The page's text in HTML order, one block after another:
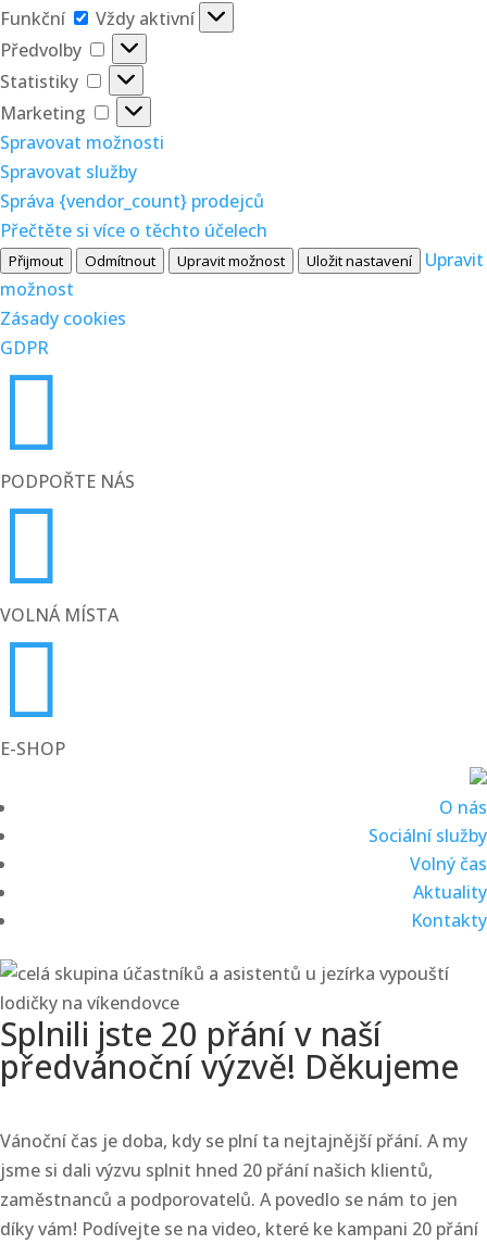
Funkční
Funkční
Vždy aktivní
Předvolby
Předvolby
Statistiky
Statistiky
Marketing
Marketing
Spravovat možnosti
Spravovat služby
Správa {vendor_count} prodejců
Přečtěte si více o těchto účelech
Přijmout Odmítnout Upravit možnost Uložit nastavení
Upravit
možnost
Zásady cookies
GDPR

PODPOŘTE NÁS

VOLNÁ MÍSTA

E-SHOP
O nás
Sociální služby
Volný čas
Aktuality
Kontakty
Splnili jste 20 přání v naší
předvánoční výzvě! Děkujeme
Vánoční čas je doba, kdy se plní ta nejtajnější přání. A my
jsme si dali výzvu splnit hned 20 přání našich klientů,
zaměstnanců a podporovatelů. A povedlo se nám to jen
díky vám! Podívejte se na video, které ke kampani 20 přání